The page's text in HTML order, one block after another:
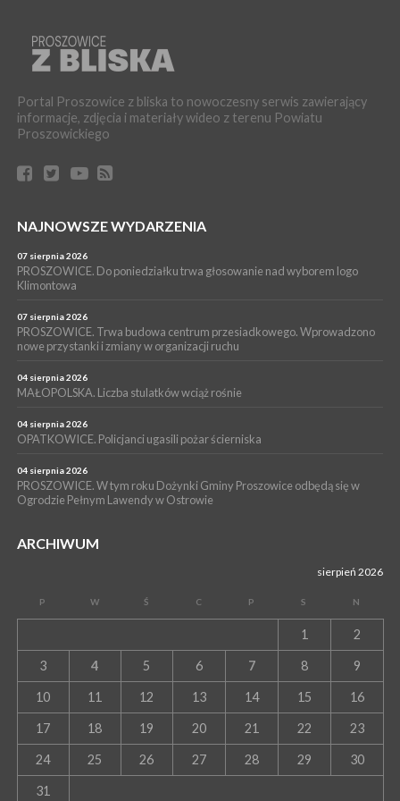
WYDARZENIA
21 lipca 2026
PROSZOWICE. Dzień Otwarty z okazji 10-lecia Wodociągów
WYDARZENIA
17 lipca 2026
bezpłatne warsztaty realizowane w ramach unijnego projektu
[ZDJĘCIA]
16 lipca 2026
Pałecznicy będą obsługiwani w Proszowicach
WYDARZENIA
PROSZOWICE. W parku Warsztaty Edukacyjno-Przyrodnicze
NOC CIEM
15 lipca 2026
PROSZOWICE. Już za tydzień kolejne zajęcia z cyklu „Wakacyjne
Portal Proszowice z bliska to nowoczesny serwis zawierający
informacje, zdjęcia i materiały wideo z terenu Powiatu
Proszowickiego
NAJNOWSZE WYDARZENIA
07 sierpnia 2026
PROSZOWICE. Do poniedziałku trwa głosowanie nad wyborem logo
Klimontowa
07 sierpnia 2026
PROSZOWICE. Trwa budowa centrum przesiadkowego. Wprowadzono
nowe przystanki i zmiany w organizacji ruchu
04 sierpnia 2026
MAŁOPOLSKA. Liczba stulatków wciąż rośnie
04 sierpnia 2026
OPATKOWICE. Policjanci ugasili pożar ścierniska
04 sierpnia 2026
PROSZOWICE. W tym roku Dożynki Gminy Proszowice odbędą się w
Ogrodzie Pełnym Lawendy w Ostrowie
ARCHIWUM
sierpień 2026
P W Ś C P S N
1 2
3 4 5 6 7 8 9
10 11 12 13 14 15 16
17 18 19 20 21 22 23
24 25 26 27 28 29 30
31